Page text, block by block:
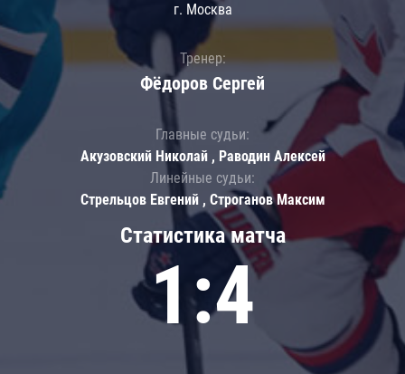
Статистика матча
1:4
г. Москва
Тренер:
Фёдоров Сергей
Главные судьи:
Акузовский Николай , Раводин Алексей
Линейные судьи:
Стрельцов Евгений , Строганов Максим